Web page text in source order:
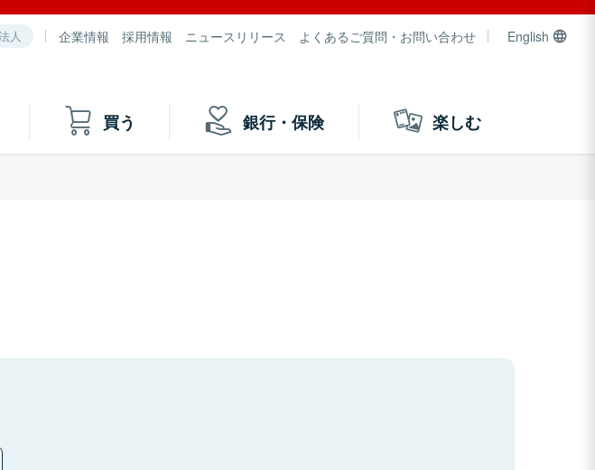
人 企業情報 採用情報 ニュースリリース よくあるご質問・お問い合わせ English
買う 銀行・保険 楽しむ